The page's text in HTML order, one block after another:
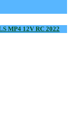
MP4 12V RC 2022